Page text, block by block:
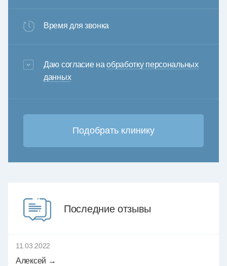
Время для звонка
3+6=
Даю согласие наобработку персональных
данных
Последние отзывы
11.03.2022
Алексей →